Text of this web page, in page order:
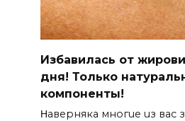
Избавилась от
дня! Только
компоненты!
Ηавepняка многue uз вас